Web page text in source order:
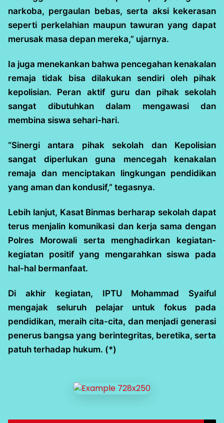
narkoba, pergaulan bebas, serta aksi kekerasan
seperti perkelahian maupun tawuran yang dapat
merusak masa depan mereka,” ujarnya.
Ia juga menekankan bahwa pencegahan kenakalan
remaja tidak bisa dilakukan sendiri oleh pihak
kepolisian. Peran aktif guru dan pihak sekolah
sangat dibutuhkan dalam mengawasi dan
membina siswa sehari-hari.
“Sinergi antara pihak sekolah dan Kepolisian
sangat diperlukan guna mencegah kenakalan
remaja dan menciptakan lingkungan pendidikan
yang aman dan kondusif,” tegasnya.
Lebih lanjut, Kasat Binmas berharap sekolah dapat
terus menjalin komunikasi dan kerja sama dengan
Polres Morowali serta menghadirkan kegiatan-
kegiatan positif yang mengarahkan siswa pada
hal-hal bermanfaat.
Di akhir kegiatan, IPTU Mohammad Syaiful
mengajak seluruh pelajar untuk fokus pada
pendidikan, meraih cita-cita, dan menjadi generasi
penerus bangsa yang berintegritas, beretika, serta
patuh terhadap hukum. (*)